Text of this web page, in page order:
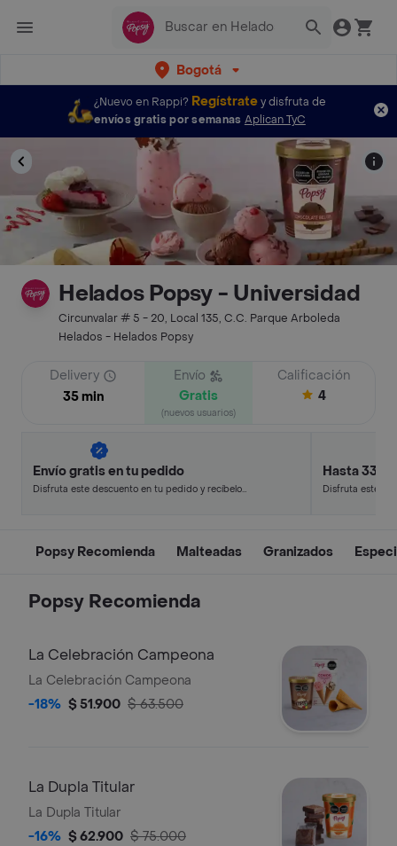
Bogotá
¿Nuevo en Rappi? Regístratey disfruta de
envíos gratis por semanas Aplican TyC
Helados Popsy - Universidad
Circunvalar # 5 - 20, Local 135, C.C. Parque Arboleda
Helados - Helados Popsy
Delivery
35 min
Envío
Gratis
(nuevos usuarios)
Calificación
4
Envío gratis en tu pedido
Disfruta este descuento en tu pedido y recíbelo
Hasta 33%
Disfruta este
Popsy Recomienda Malteadas Granizados
Popsy Recomienda
La Celebración Campeona
La Celebración Campeona
-18% $ 51.900 $ 63.500
La Dupla Titular
La Dupla Titular
-16% $ 62.900 $ 75.000